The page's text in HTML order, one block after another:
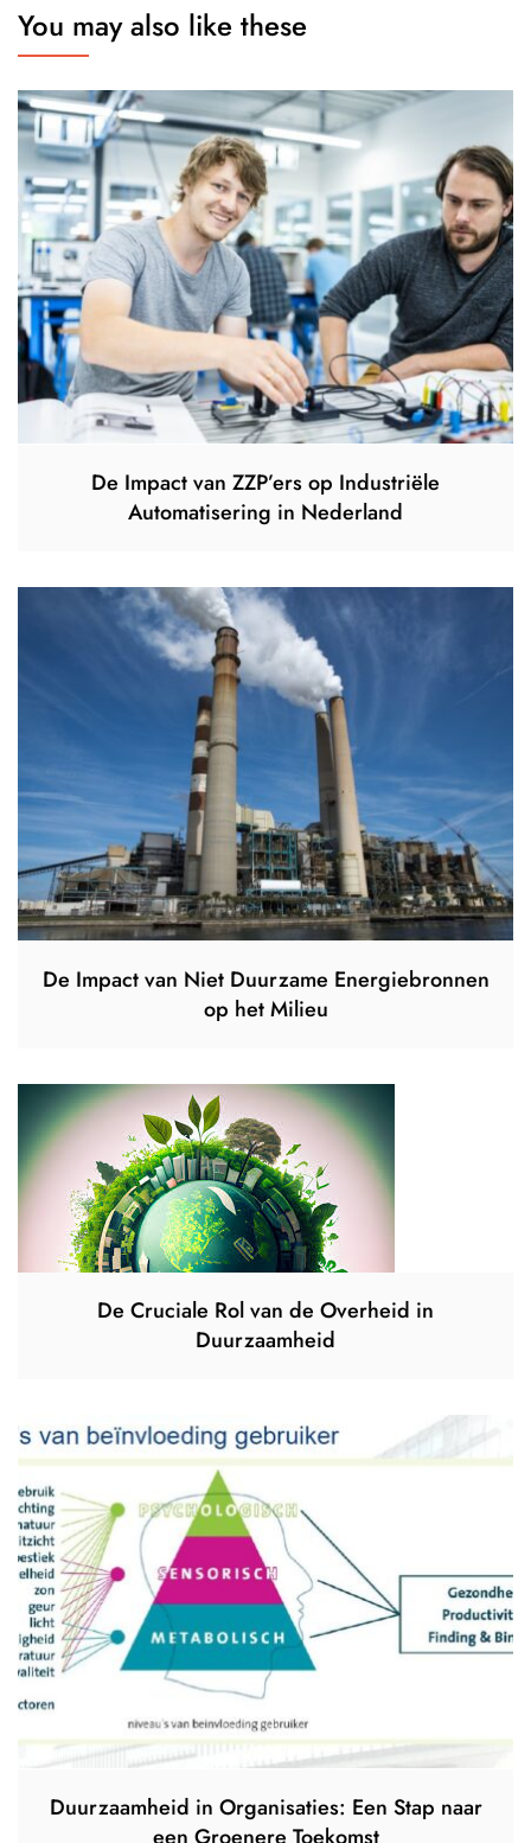
You may also like these
De Impact van ZZP’ers op Industriële
Automatisering in Nederland
De Impact van Niet Duurzame Energiebronnen
op het Milieu
De Cruciale Rol van de Overheid in
Duurzaamheid
Duurzaamheid in Organisaties: Een Stap naar
een Groenere Toekomst